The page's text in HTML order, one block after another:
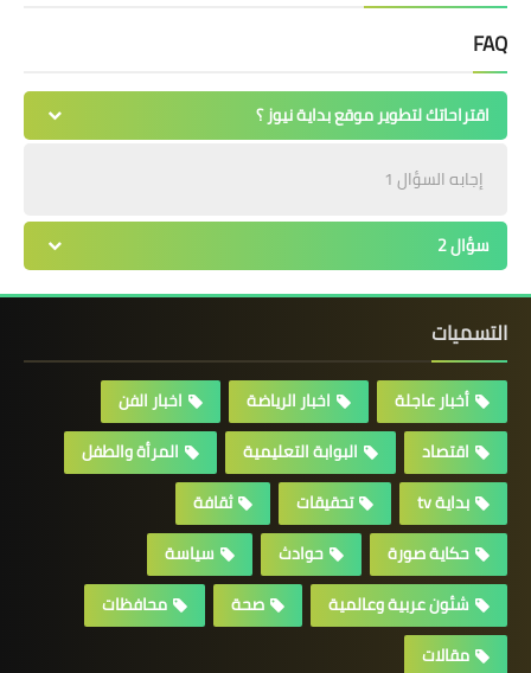
FAQ
اقتراحاتك لتطوير موقع بداية نيوز ؟
إجابه السؤال 1
سؤال 2
التسميات
أخبار عاجلة اخبار الرياضة
اخبار الفن
اقتصاد
البوابة التعليمية
المرأة والطفل
بداية tv
تحقيقات
ثقافة
حكاية صورة
حوادث
سياسة
شئون عربية وعالمية
صحة
محافظات
مقالات